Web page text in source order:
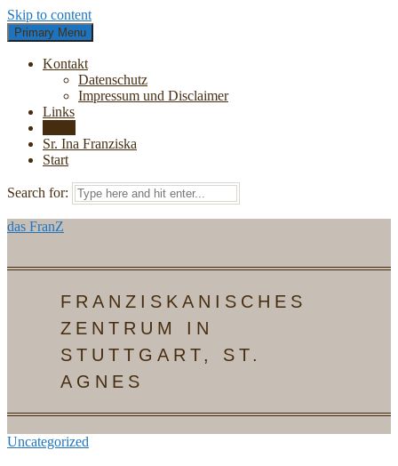
Skip to content
Primary Menu
Kontakt
Datenschutz
Impressum und Disclaimer
Links
Sr. Ina Franziska
Start
Search for:
das FranZ
FRANZISKANISCHES
ZENTRUM IN
STUTTGART, ST.
AGNES
Uncategorized